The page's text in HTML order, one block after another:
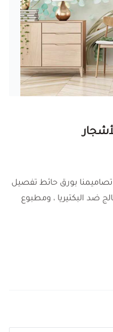
بورق حائط تفصيل
ضد البكتيريا ، ومطبوع